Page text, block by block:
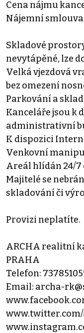
Cena nájmu
Nájemní smlouva
Skladové
nevytápěné, lze
Velká vjezdová
bez omezení
Parkování a
Kanceláře jsou k
administrativní
K dispozici
Venkovní
Areál hlídán 24/
Majitelé se
skladování či
Provizi neplatíte.
ARCHA realitní
PRAHA
Telefon:
Email: archa-